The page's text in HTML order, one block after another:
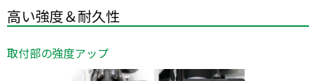
高い強度＆耐久性
取付部の強度アップ